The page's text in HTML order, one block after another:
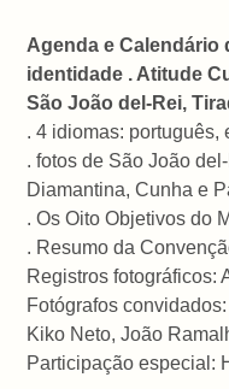
Agenda e Calendário
identidade . Atitude
São João del-Rei,
. 4 idiomas:
. fotos de São João
Diamantina, Cunha e
. Os Oito Objetivos do
. Resumo da
Registros fotográficos:
Fotógrafos
Kiko Neto, João
Participação especial: